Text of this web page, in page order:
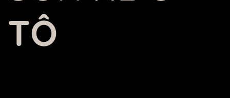
TÔ